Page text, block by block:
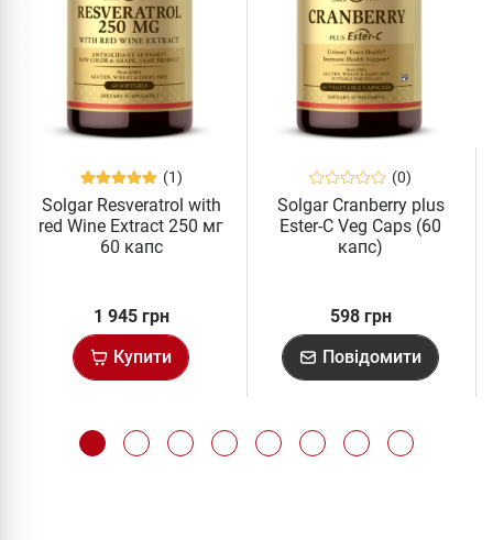
(1)
Solgar Resveratrol with
red Wine Extract 250 мг
60 капс
1 945 грн
Купити
(0)
Solgar Cranberry plus
Ester-C Veg Caps (60
капс)
598 грн
Повідомити